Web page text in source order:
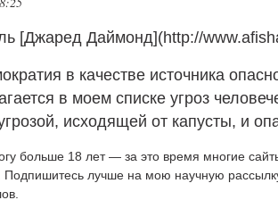
[Джаред Даймонд](http://
в качестве источника
в моем списке угроз
исходящей от капусты, и
больше 18 лет — за это время многие
Подпишитесь лучше на мою научную